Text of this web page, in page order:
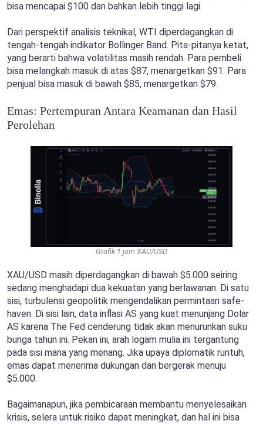
bisa mencapai $100 dan bahkan lebih tinggi lagi.
Dari perspektif analisis teknikal, WTI diperdagangkan di
tengah-tengah indikator Bollinger Band. Pita-pitanya ketat,
yang berarti bahwa volatilitas masih rendah. Para pembeli
bisa melangkah masuk di atas $87, menargetkan $91. Para
penjual bisa masuk di bawah $85, menargetkan $79.
Emas: Pertempuran Antara Keamanan dan Hasil
Perolehan
Grafik 1-jam XAU/USD
XAU/USD masih diperdagangkan di bawah $5.000 seiring
sedang menghadapi dua kekuatan yang berlawanan. Di satu
sisi, turbulensi geopolitik mengendalikan permintaan safe-
haven. Di sisi lain, data inflasi AS yang kuat menunjang Dolar
AS karena The Fed cenderung tidak akan menurunkan suku
bunga tahun ini. Pekan ini, arah logam mulia ini tergantung
pada sisi mana yang menang. Jika upaya diplomatik runtuh,
emas dapat menerima dukungan dan bergerak menuju
$5.000.
Bagaimanapun, jika pembicaraan membantu menyelesaikan
krisis, selera untuk risiko dapat meningkat, dan hal ini bisa